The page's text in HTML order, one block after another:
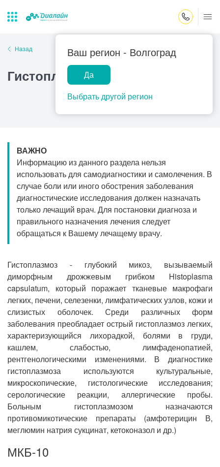
Ваш регион - Волгоград
Да
Выбрать другой регион
Лаборатории
Центр помощи
на дому
Закрыть поиск
Популярные запросы
Прием гинеколога
Прием гастроэнтеролога
Прием офтальмолога
Прием уролога
Прием хирурга
Прием кардиолога
Назад
Гистоплазмоз
ВАЖНО
Информацию из данного раздела нельзя
использовать для самодиагностики и самолечения. В
случае боли или иного обострения заболевания
диагностические исследования должен назначать
только лечащий врач. Для постановки диагноза и
правильного назначения лечения следует
обращаться к Вашему лечащему врачу.
Гистоплазмоз - глубокий микоз, вызываемый
диморфным дрожжевым грибком Histoplasma
capsulatum, который поражает тканевые макрофаги
легких, печени, селезенки, лимфатических узлов, кожи и
слизистых оболочек. Среди различных форм
заболевания преобладает острый гистоплазмоз легких,
характеризующийся лихорадкой, болями в груди,
кашлем, слабостью, лимфаденопатией,
рентгенологическими изменениями. В диагностике
гистоплазмоза используются культуральные,
микроскопические, гистологические исследования;
серологические реакции, аллергические пробы.
Больным гистоплазмозом назначаются
противомикотические препараты (амфотерицин В,
меглюмин натрия сукцинат, кетоконазол и др.)
МКБ-10